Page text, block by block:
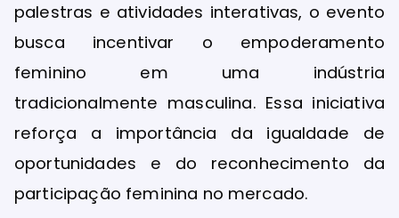
palestras e atividades interativas, o evento
busca incentivar o empoderamento
feminino em uma indústria
tradicionalmente masculina. Essa iniciativa
reforça a importância da igualdade de
oportunidades e do reconhecimento da
participação feminina no mercado.